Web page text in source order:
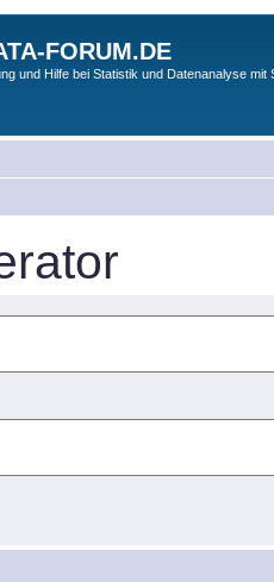
FORUM.DE
und Hilfe bei Statistik und Datenanalyse mit